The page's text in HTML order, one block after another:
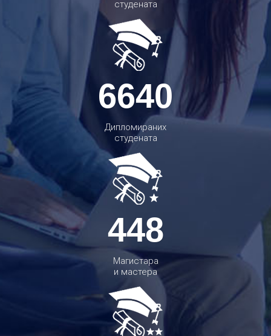
студената
6640
Дипломираних
студената
448
Магистара
и мастера